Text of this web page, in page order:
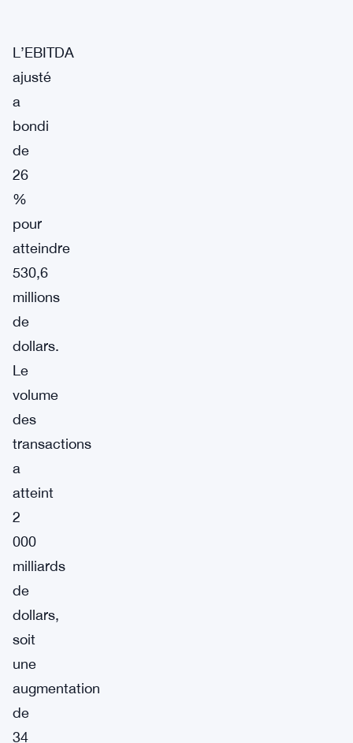
L’EBITDA
ajusté
a
bondi
de
26
%
pour
atteindre
530,6
millions
de
dollars.
Le
volume
des
transactions
a
atteint
2
000
milliards
de
dollars,
soit
une
augmentation
de
34